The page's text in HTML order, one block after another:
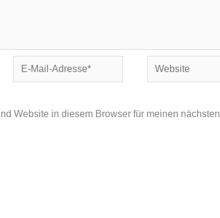
E-
Mail-
Website
Website in diesem Browser für meinen nächsten